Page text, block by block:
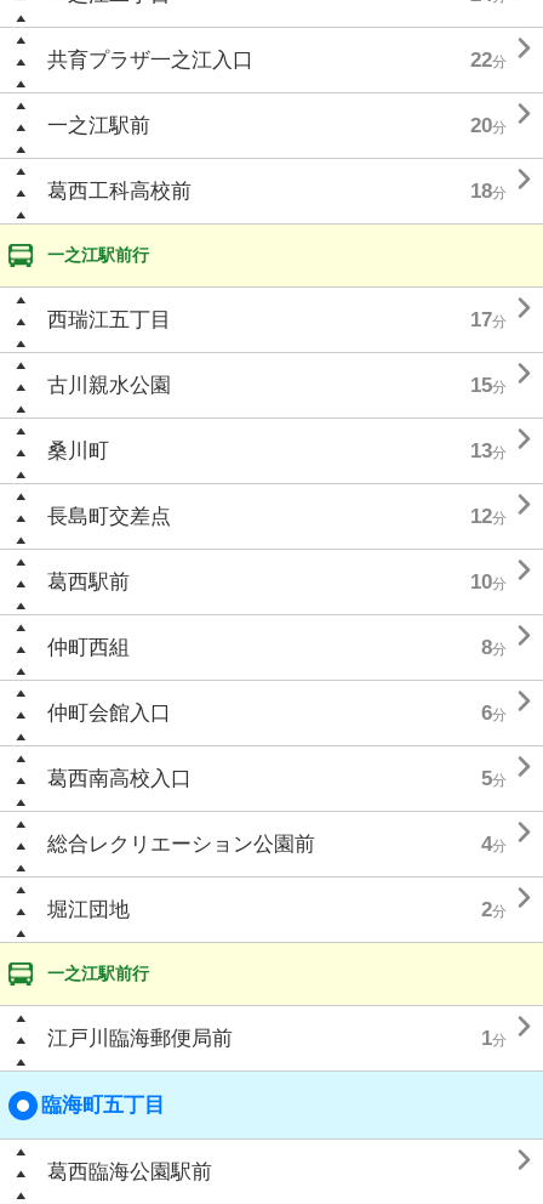
共育プラザ一之江入口 22分 
一之江駅前 20分 
葛西工科高校前 18分 
一之江駅前行
西瑞江五丁目 17分 
古川親水公園 15分 
桑川町 13分 
長島町交差点 12分 
葛西駅前 10分 
仲町西組 8分 
仲町会館入口 6分 
葛西南高校入口 5分 
総合レクリエーション公園前 4分 
堀江団地 2分 
一之江駅前行
江戸川臨海郵便局前 1分 
臨海町五丁目
葛西臨海公園駅前 